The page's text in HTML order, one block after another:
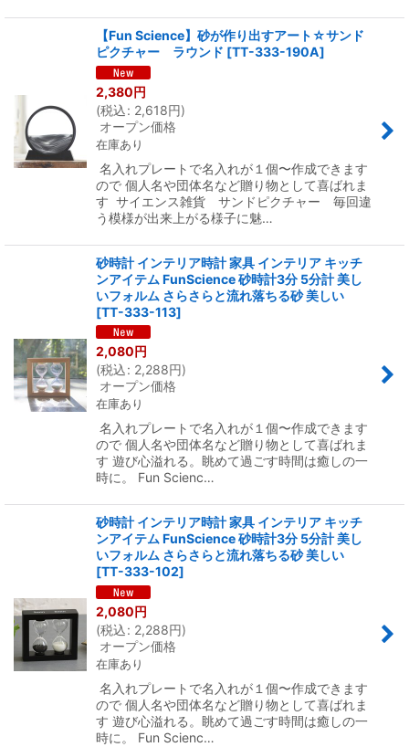
【Fun Science】砂が作り出すアート☆サンド
ピクチャー ラウンド [TT-333-190A]
2,380円
(税込: 2,618円)
オープン価格
在庫あり
名入れプレートで名入れが１個〜作成できます
ので 個人名や団体名など贈り物として喜ばれま
す サイエンス雑貨 サンドピクチャー 毎回違
う模様が出来上がる様子に魅…
砂時計 インテリア時計 家具 インテリア キッチ
ンアイテム FunScience 砂時計3分 5分計 美し
いフォルム さらさらと流れ落ちる砂 美しい
[TT-333-113]
2,080円
(税込: 2,288円)
オープン価格
在庫あり
名入れプレートで名入れが１個〜作成できます
ので 個人名や団体名など贈り物として喜ばれま
す 遊び心溢れる。眺めて過ごす時間は癒しの一
時に。 Fun Scienc…
砂時計 インテリア時計 家具 インテリア キッチ
ンアイテム FunScience 砂時計3分 5分計 美し
いフォルム さらさらと流れ落ちる砂 美しい
[TT-333-102]
2,080円
(税込: 2,288円)
オープン価格
在庫あり
名入れプレートで名入れが１個〜作成できます
ので 個人名や団体名など贈り物として喜ばれま
す 遊び心溢れる。眺めて過ごす時間は癒しの一
時に。 Fun Scienc…